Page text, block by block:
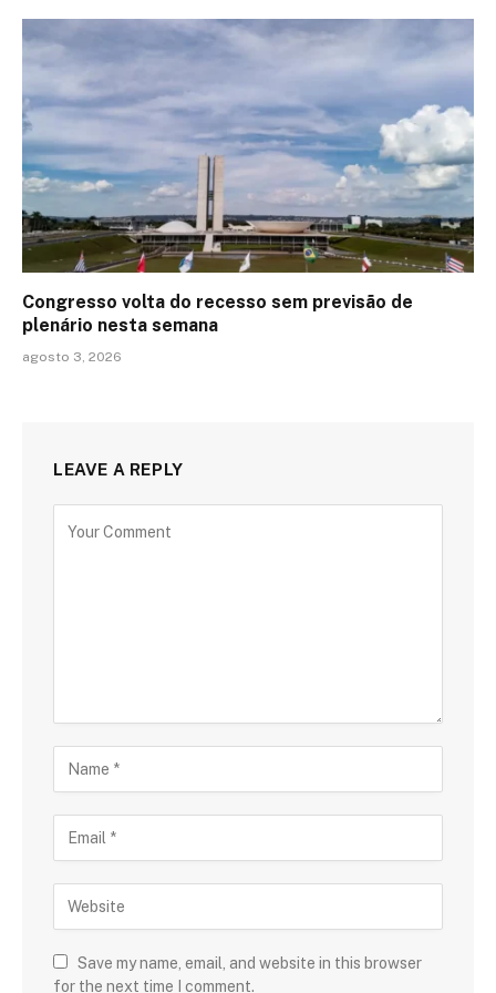
Congresso volta do recesso sem previsão de
plenário nesta semana
agosto 3, 2026
LEAVE A REPLY
Save my name, email, and website in this browser
for the next time I comment.